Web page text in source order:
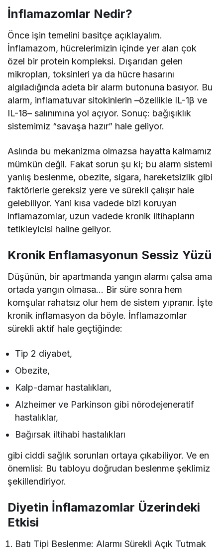
İnflamazomlar Nedir?
Önce işin temelini basitçe açıklayalım.
İnflamazom, hücrelerimizin içinde yer alan çok
özel bir protein kompleksi. Dışarıdan gelen
mikropları, toksinleri ya da hücre hasarını
algıladığında adeta bir alarm butonuna basıyor. Bu
alarm, inflamatuvar sitokinlerin –özellikle IL-1β ve
IL-18– salınımına yol açıyor. Sonuç: bağışıklık
sistemimiz “savaşa hazır” hale geliyor.
Aslında bu mekanizma olmazsa hayatta kalmamız
mümkün değil. Fakat sorun şu ki; bu alarm sistemi
yanlış beslenme, obezite, sigara, hareketsizlik gibi
faktörlerle gereksiz yere ve sürekli çalışır hale
gelebiliyor. Yani kısa vadede bizi koruyan
inflamazomlar, uzun vadede kronik iltihapların
tetikleyicisi haline geliyor.
Kronik Enflamasyonun Sessiz Yüzü
Düşünün, bir apartmanda yangın alarmı çalsa ama
ortada yangın olmasa… Bir süre sonra hem
komşular rahatsız olur hem de sistem yıpranır. İşte
kronik inflamasyon da böyle. İnflamazomlar
sürekli aktif hale geçtiğinde:
Tip 2 diyabet,
Obezite,
Kalp-damar hastalıkları,
Alzheimer ve Parkinson gibi nörodejeneratif
hastalıklar,
Bağırsak iltihabi hastalıkları
gibi ciddi sağlık sorunları ortaya çıkabiliyor. Ve en
önemlisi: Bu tabloyu doğrudan beslenme şeklimiz
şekillendiriyor.
Diyetin İnflamazomlar Üzerindeki
Etkisi
Batı Tipi Beslenme: Alarmı Sürekli Açık Tutmak